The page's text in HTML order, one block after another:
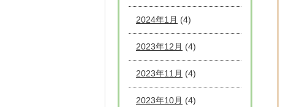
2024年1月 (4)
2023年12月 (4)
2023年11月 (4)
2023年10月 (4)